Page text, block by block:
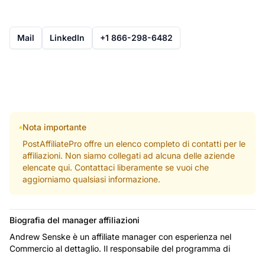
Mail LinkedIn +1 866-298-6482
Nota importante
PostAffiliatePro offre un elenco completo di contatti per le
affiliazioni. Non siamo collegati ad alcuna delle aziende
elencate qui. Contattaci liberamente se vuoi che
aggiorniamo qualsiasi informazione.
Biografia del manager affiliazioni
Andrew Senske è un affiliate manager con esperienza nel
Commercio al dettaglio. Il responsabile del programma di